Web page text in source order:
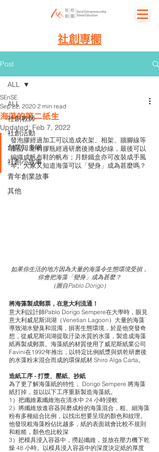
社創專欄
Post
ALL
社創教師
社創活動
創業知多啲
社創小故事
青年創業故事
其他
ALL
海藻的第二紙生
SEnSE
Sep 22, 2020 2 min read
Updated: Feb 7, 2022
發泡膠經過加工可以造成衣架、相架、牆腳線等
產品；塑料膠瓶經過研磨後捲成紗線，最後可以
編織成帆布鞋的帆布；月餅鐵盒亦可改裝成手風
琴。大家又知道海藻可以「變身」成為甚麼嗎？
如果你生活的地方因為大量的海藻令生態環境受損，
你會把海藻「變身」成為甚麼？
（圖自Pablo Dorigo）
將海藻製成郵票，在意大利流通！
意大利設計師Pablo Dorigo Sempere在大學時，眼見
意大利威尼斯潟湖（Venetian Lagoon）大量的海藻
導致湖水變臭和混濁，損害生態環境，於是他突發奇
想，從威尼斯潟湖提取汙染水質的水藻，製造成海藻
紙再製成郵票。海藻紙的材質使用了威尼斯紙業公司
Favini在1992年推出，以特定比例紙漿與烘乾研磨後
的水藻粉末混合而成的環保紙材 Shiro Alga Carta。
造紙工序 - 打漿、壓紙、抄紙
為了更了解海藻紙的特性， Dorigo Sempere 將海藻
紙打掉，並以以下工序重新製造海藻紙。
1）把纖維素纖維泡在清水中 24 小時浸軟
2）將纖維放進容器與磨成粉的海藻混合，粗、細海藻
粉有多種組合比例，以找出想要呈現的顏色和紋理。
他發現粗海藻粉佔比越多，紙的表面就會比較不規則
和粗糙，顏色也比較深
3）把模具浸入容器中，撈起纖維，並放在壓力機下乾
燥 48 小時。以模具浸入容器中的深度決定紙的厚度